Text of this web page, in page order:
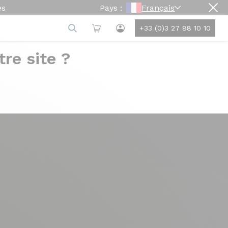
Pays : Français
+33 (0)3 27 88 10 10
site ?